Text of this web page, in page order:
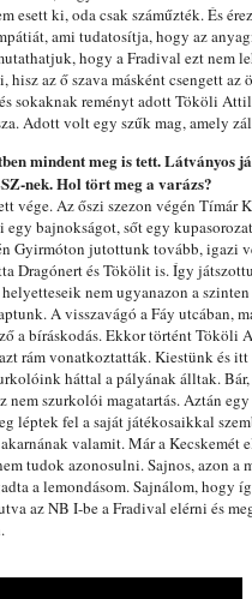
esett ki, oda csak száműzték. És
ami tudatosítja, hogy az
hogy a Fradival ezt nem
hisz az ő szava másként csengett
sokaknak reményt adott Tököli
Adott volt egy szűk mag, amely
mindent meg is tett. Látványos
nek. Hol tört meg a varázs?
vége. Az őszi szezon végén Tímár
bajnokságot, sőt egy
Gyirmóton jutottunk tovább, igazi
Dragónert és Tökölit is. Így
nem ugyanazon a
A visszavágó a Fáy utcában,
a bíráskodás. Ekkor történt Tököli
rám vonatkoztatták. Kiestünk és
háttal a pályának álltak.
nem szurkolói magatartás. Aztán
léptek fel a saját játékosaikkal
valamit. Már a
tudok azonosulni. Sajnos, azon a
a lemondásom. Sajnálom, hogy
az NB I-be a Fradival elérni és